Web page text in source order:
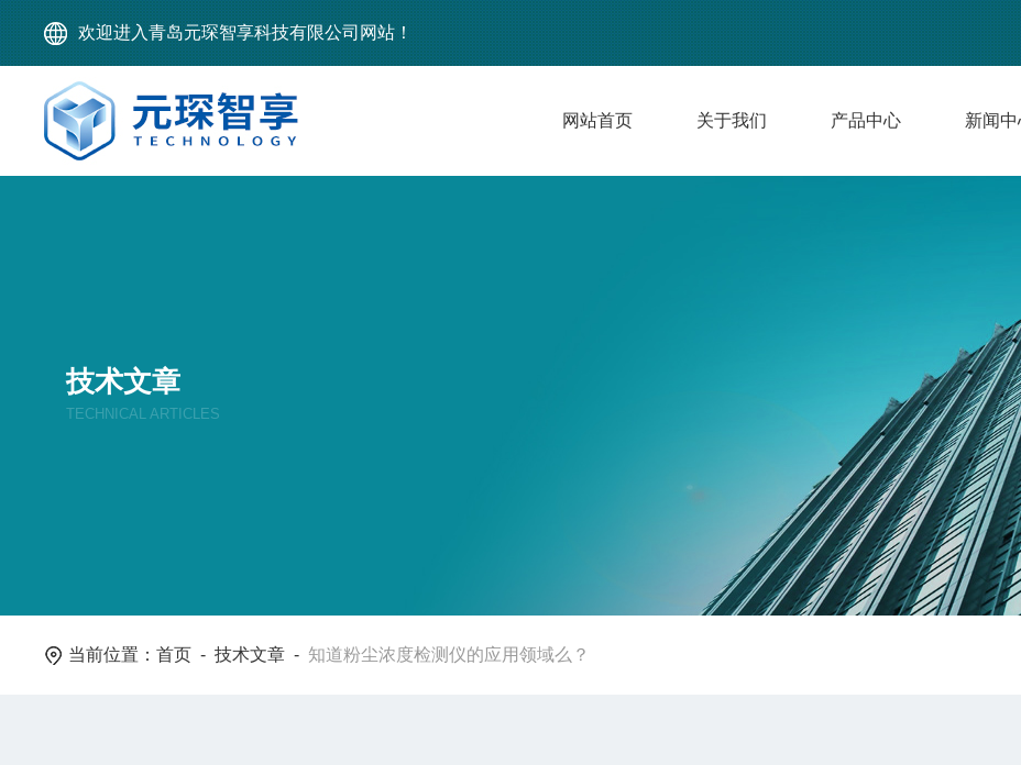
欢迎进入青岛元琛智享科技有限公司网站！
网站首页 关于我们 产品中心 新闻
技术文章
TECHNICAL ARTICLES
当前位置：首页 -技术文章 - 知道粉尘浓度检测仪的应用领域么？